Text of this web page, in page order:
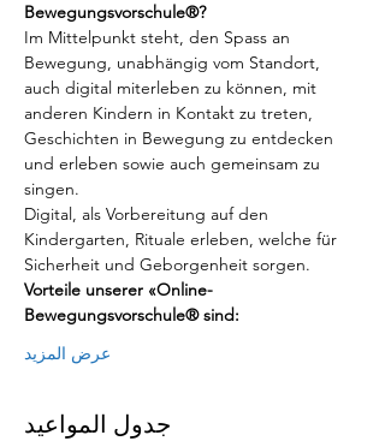
Bewegungsvorschule®?
Im Mittelpunkt steht, den Spass an
Bewegung, unabhängig vom Standort,
auch digital miterleben zu können, mit
anderen Kindern in Kontakt zu treten,
Geschichten in Bewegung zu entdecken
und erleben sowie auch gemeinsam zu
singen.
Digital, als Vorbereitung auf den
Kindergarten, Rituale erleben, welche für
Sicherheit und Geborgenheit sorgen.
Vorteile unserer «Online-
Bewegungsvorschule® sind:
عرض المزيد
جدول المواعيد